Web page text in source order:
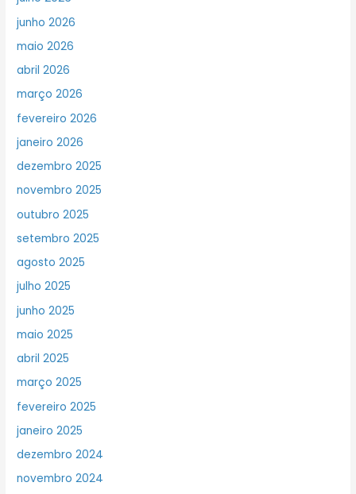
junho 2026
maio 2026
abril 2026
março 2026
fevereiro 2026
janeiro 2026
dezembro 2025
novembro 2025
outubro 2025
setembro 2025
agosto 2025
julho 2025
junho 2025
maio 2025
abril 2025
março 2025
fevereiro 2025
janeiro 2025
dezembro 2024
novembro 2024